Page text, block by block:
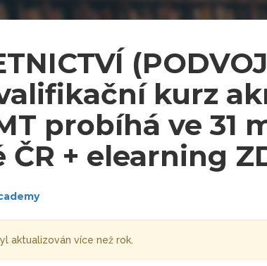
kurz
probíhá ve 31
ČR + elearning
aktualizován více než rok.